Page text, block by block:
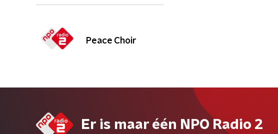
Peace Choir
Er is maar één NPO Radio 2